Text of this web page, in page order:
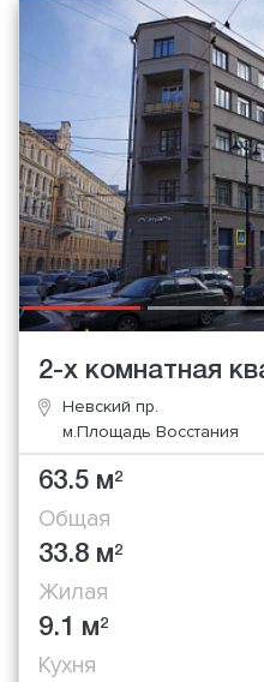
2-х комнатная
Невский пр.
м.Площадь Восстания
63.5 м2
Общая
33.8 м2
Жилая
9.1 м2
Кухня